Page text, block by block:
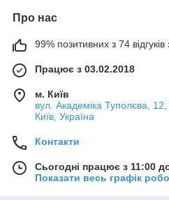
забезпечує швидке нагрівання
підтримання температури,
Висока продуктивність:
продуктів за короткий час.
Знижена вартість
перспективі.
Основні характеристики:
Об'єм чаші:Від 5 до 20
Про нас
99% позитивних з 74 відгуків
Працює з 03.02.2018
м. Київ
вул. Академіка Туполєва, 12,
Київ, Україна
Контакти
Сьогодні працює з 11:00
Показати весь графік